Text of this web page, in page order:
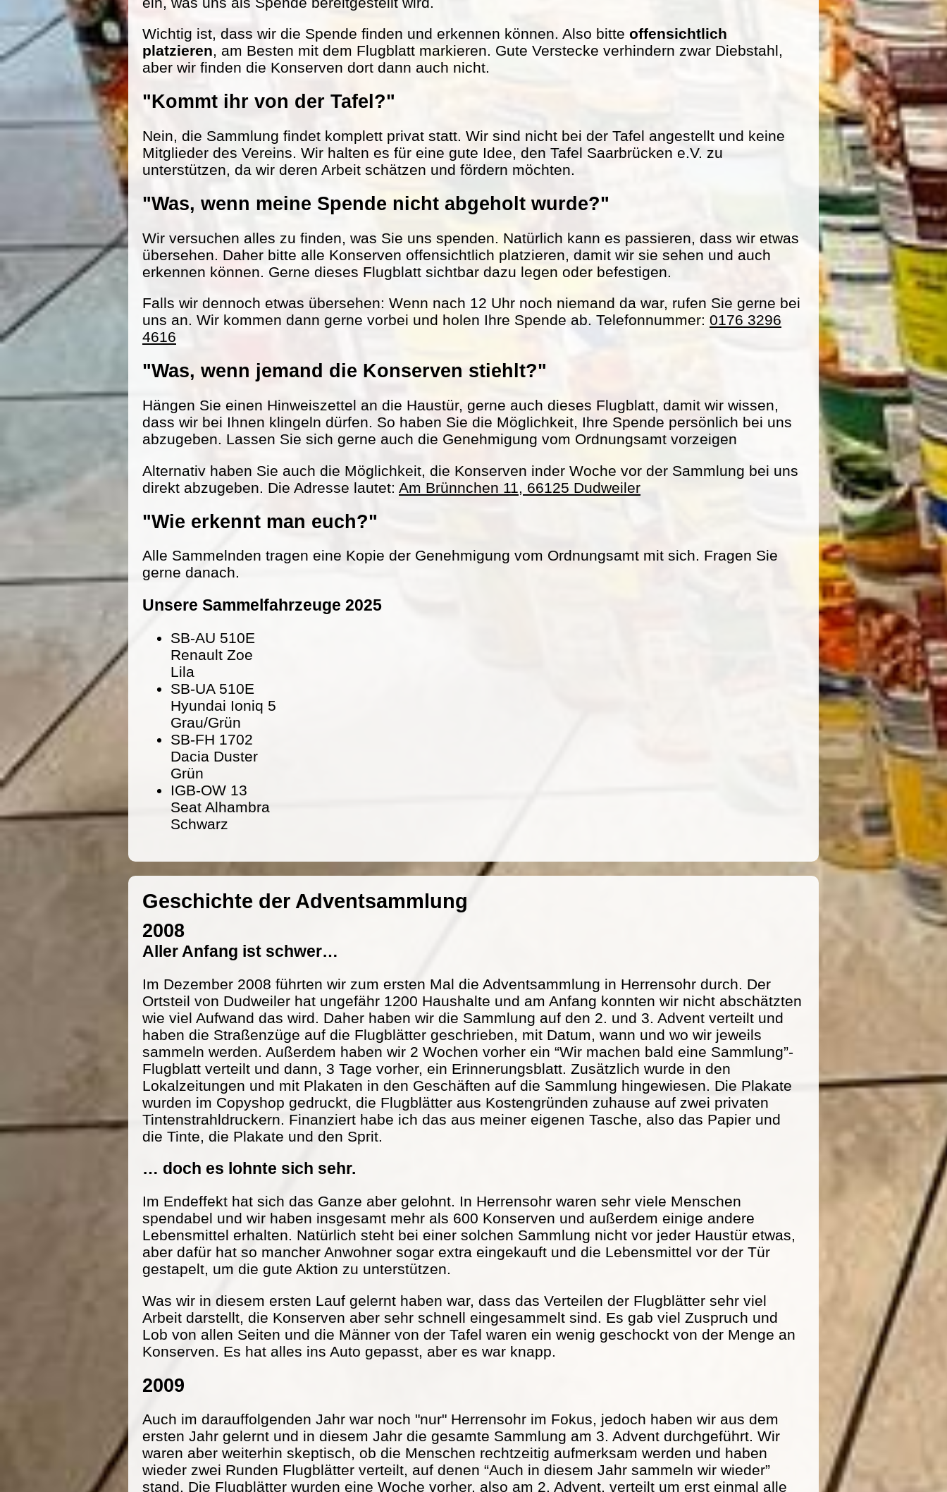
Wichtig ist, dass wir die Spende finden und erkennen können. Also bitte offensichtlich
platzieren, am Besten mit dem Flugblatt markieren. Gute Verstecke verhindern zwar Diebstahl,
aber wir finden die Konserven dort dann auch nicht.
"Kommt ihr von der Tafel?"
Nein, die Sammlung findet komplett privat statt. Wir sind nicht bei der Tafel angestellt und keine
Mitglieder des Vereins. Wir halten es für eine gute Idee, den Tafel Saarbrücken e.V. zu
unterstützen, da wir deren Arbeit schätzen und fördern möchten.
"Was, wenn meine Spende nicht abgeholt wurde?"
Wir versuchen alles zu finden, was Sie uns spenden. Natürlich kann es passieren, dass wir etwas
übersehen. Daher bitte alle Konserven offensichtlich platzieren, damit wir sie sehen und auch
erkennen können. Gerne dieses Flugblatt sichtbar dazu legen oder befestigen.
Falls wir dennoch etwas übersehen: Wenn nach 12 Uhr noch niemand da war, rufen Sie gerne bei
uns an. Wir kommen dann gerne vorbei und holen Ihre Spende ab. Telefonnummer: 0176 3296
4616
"Was, wenn jemand die Konserven stiehlt?"
Hängen Sie einen Hinweiszettel an die Haustür, gerne auch dieses Flugblatt, damit wir wissen,
dass wir bei Ihnen klingeln dürfen. So haben Sie die Möglichkeit, Ihre Spende persönlich bei uns
abzugeben. Lassen Sie sich gerne auch die Genehmigung vom Ordnungsamt vorzeigen
Alternativ haben Sie auch die Möglichkeit, die Konserven inder Woche vor der Sammlung bei uns
direkt abzugeben. Die Adresse lautet: Am Brünnchen 11, 66125 Dudweiler
"Wie erkennt man euch?"
Alle Sammelnden tragen eine Kopie der Genehmigung vom Ordnungsamt mit sich. Fragen Sie
gerne danach.
Unsere Sammelfahrzeuge 2025
SB-AU 510E
Renault Zoe
Lila
SB-UA 510E
Hyundai Ioniq 5
Grau/Grün
SB-FH 1702
Dacia Duster
Grün
IGB-OW 13
Seat Alhambra
Schwarz
Geschichte der Adventsammlung
2008
Aller Anfang ist schwer…
Im Dezember 2008 führten wir zum ersten Mal die Adventsammlung in Herrensohr durch. Der
Ortsteil von Dudweiler hat ungefähr 1200 Haushalte und am Anfang konnten wir nicht abschätzten
wie viel Aufwand das wird. Daher haben wir die Sammlung auf den 2. und 3. Advent verteilt und
haben die Straßenzüge auf die Flugblätter geschrieben, mit Datum, wann und wo wir jeweils
sammeln werden. Außerdem haben wir 2 Wochen vorher ein “Wir machen bald eine Sammlung”-
Flugblatt verteilt und dann, 3 Tage vorher, ein Erinnerungsblatt. Zusätzlich wurde in den
Lokalzeitungen und mit Plakaten in den Geschäften auf die Sammlung hingewiesen. Die Plakate
wurden im Copyshop gedruckt, die Flugblätter aus Kostengründen zuhause auf zwei privaten
Tintenstrahldruckern. Finanziert habe ich das aus meiner eigenen Tasche, also das Papier und
die Tinte, die Plakate und den Sprit.
… doch es lohnte sich sehr.
Im Endeffekt hat sich das Ganze aber gelohnt. In Herrensohr waren sehr viele Menschen
spendabel und wir haben insgesamt mehr als 600 Konserven und außerdem einige andere
Lebensmittel erhalten. Natürlich steht bei einer solchen Sammlung nicht vor jeder Haustür etwas,
aber dafür hat so mancher Anwohner sogar extra eingekauft und die Lebensmittel vor der Tür
gestapelt, um die gute Aktion zu unterstützen.
Was wir in diesem ersten Lauf gelernt haben war, dass das Verteilen der Flugblätter sehr viel
Arbeit darstellt, die Konserven aber sehr schnell eingesammelt sind. Es gab viel Zuspruch und
Lob von allen Seiten und die Männer von der Tafel waren ein wenig geschockt von der Menge an
Konserven. Es hat alles ins Auto gepasst, aber es war knapp.
2009
Auch im darauffolgenden Jahr war noch "nur" Herrensohr im Fokus, jedoch haben wir aus dem
ersten Jahr gelernt und in diesem Jahr die gesamte Sammlung am 3. Advent durchgeführt. Wir
waren aber weiterhin skeptisch, ob die Menschen rechtzeitig aufmerksam werden und haben
wieder zwei Runden Flugblätter verteilt, auf denen “Auch in diesem Jahr sammeln wir wieder”
stand. Die Flugblätter wurden eine Woche vorher, also am 2. Advent, verteilt um erst einmal alle